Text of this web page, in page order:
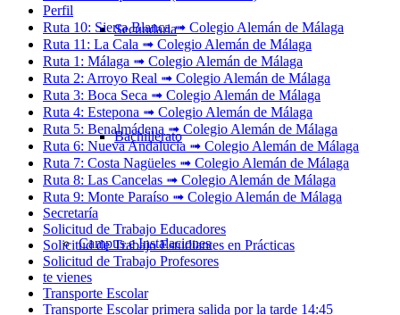
Secundaria
Bachillerato
Campus e Instalaciones
Perfil
Ruta 10: Sierra Blanca ➟ Colegio Alemán de Málaga
Ruta 11: La Cala ➟ Colegio Alemán de Málaga
Ruta 1: Málaga ➟ Colegio Alemán de Málaga
Ruta 2: Arroyo Real ➟ Colegio Alemán de Málaga
Ruta 3: Boca Seca ➟ Colegio Alemán de Málaga
Ruta 4: Estepona ➟ Colegio Alemán de Málaga
Ruta 5: Benalmádena ➟ Colegio Alemán de Málaga
Ruta 6: Nueva Andalucía ➟ Colegio Alemán de Málaga
Ruta 7: Costa Nagüeles ➟ Colegio Alemán de Málaga
Ruta 8: Las Cancelas ➟ Colegio Alemán de Málaga
Ruta 9: Monte Paraíso ➟ Colegio Alemán de Málaga
Secretaría
Solicitud de Trabajo Educadores
Solicitud de Trabajo Estudiantes en Prácticas
Solicitud de Trabajo Profesores
te vienes
Transporte Escolar
Transporte Escolar primera salida por la tarde 14:45